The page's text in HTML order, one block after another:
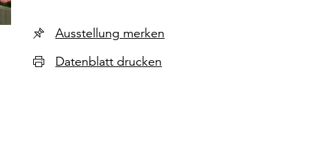
Ausstellung merken
Datenblatt drucken